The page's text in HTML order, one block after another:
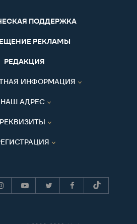
ПОДДЕРЖКА
РЕКЛАМЫ
РЕДАКЦИЯ
ИНФОРМАЦИЯ
НАШ АДРЕС
РЕКВИЗИТЫ